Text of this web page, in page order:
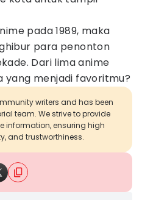
pada 1989, maka
para penonton
Dari lima anime
yang menjadi favoritmu?
writers and has been
team. We strive to provide
information, ensuring high
and trustworthiness.